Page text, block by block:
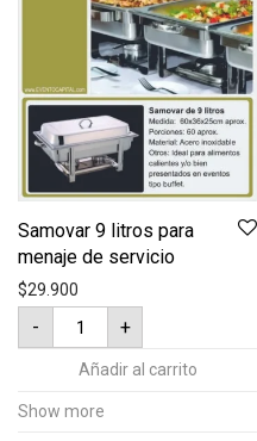
Samovar 9 litros para
menaje de servicio
$29.900
-
Samovar
litros
para
menaje
servicio
+
Añadir al carrito
Show more